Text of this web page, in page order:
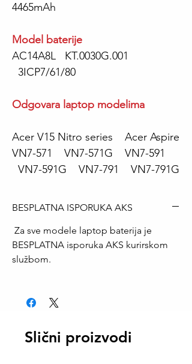
4465mAh
Model baterije
AC14A8L KT.0030G.001
3ICP7/61/80
Odgovara laptop modelima
Acer V15 Nitro series Acer Aspire
VN7-571 VN7-571G VN7-591
VN7-591G VN7-791 VN7-791G
BESPLATNA ISPORUKA AKS
Za sve modele laptop baterija je
BESPLATNA isporuka AKS kurirskom
službom.
Slični proizvodi